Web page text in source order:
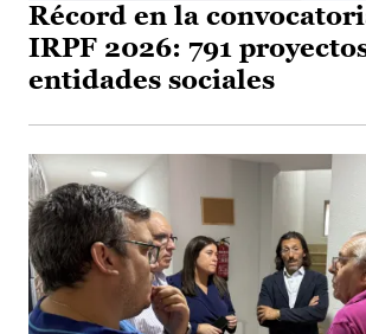
Récord en la
IRPF 2026: 791
entidades sociales